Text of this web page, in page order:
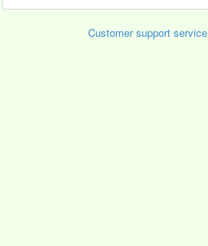
Customer support service